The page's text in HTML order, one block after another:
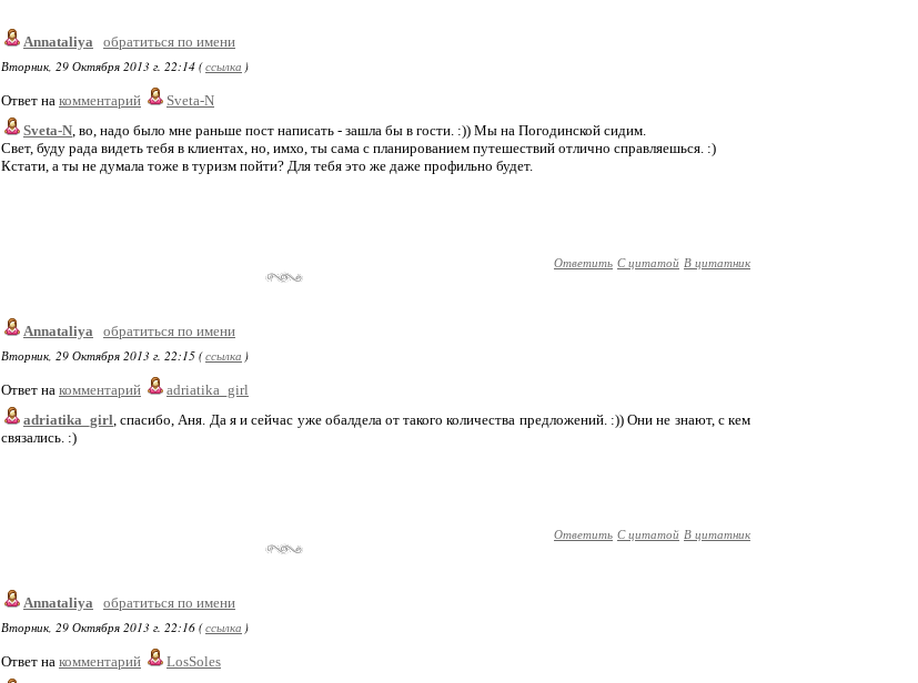
Annataliya
обратиться по имени
Вторник, 29 Октября 2013 г. 22:14 (ссылка )
Ответ на комментарий
Sveta-N
Sveta-N, во, надо было мне раньше пост написать - зашла бы в гости. :)) Мы на Погодинской сидим.
Свет, буду рада видеть тебя в клиентах, но, имхо, ты сама с планированием путешествий отлично справляешься. :)
Кстати, а ты не думала тоже в туризм пойти? Для тебя это же даже профильно будет.
Ответить С цитатой В цитатник
Annataliya
обратиться по имени
Вторник, 29 Октября 2013 г. 22:15 (ссылка )
Ответ на комментарий
adriatika_girl
adriatika_girl, спасибо, Аня. Да я и сейчас уже обалдела от такого количества предложений. :)) Они не знают, с кем
связались. :)
Ответить С цитатой В цитатник
Annataliya
обратиться по имени
Вторник, 29 Октября 2013 г. 22:16 (ссылка )
Ответ на комментарий
LosSoles